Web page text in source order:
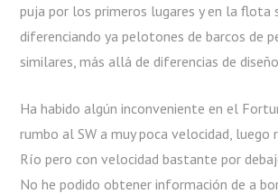
puja por los primeros lugares y en la flota
diferenciando ya pelotones de barcos de
similares, más allá de diferencias de
Ha habido algún inconveniente en el
rumbo al SW a muy poca velocidad, luego
Río pero con velocidad bastante por
No he podido obtener información de a